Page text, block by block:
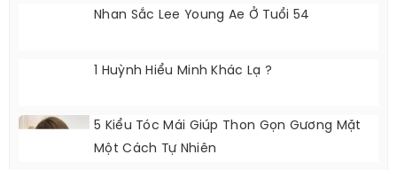
Nhan Sắc Lee Young Ae Ở Tuổi 54
1 Huỳnh Hiểu Minh Khác Lạ ?
5 Kiểu Tóc Mái Giúp Thon Gọn Gương Mặt
Một Cách Tự Nhiên